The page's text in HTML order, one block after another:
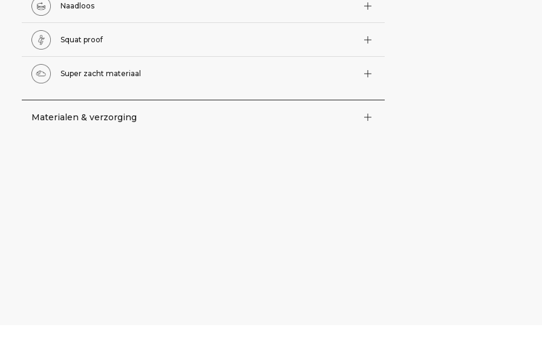
Naadloos
Squat proof
Super zacht materiaal
Materialen & verzorging